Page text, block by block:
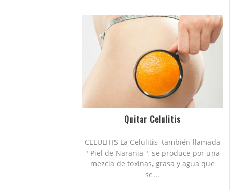
Quitar Celulitis
CELULITIS La Celulitis también llamada
" Piel de Naranja ", se produce por una
mezcla de toxinas, grasa y agua que
se...